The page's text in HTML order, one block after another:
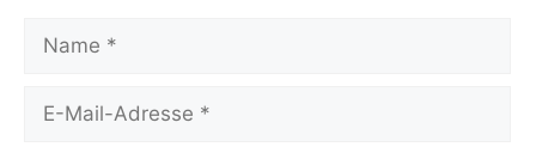
Name